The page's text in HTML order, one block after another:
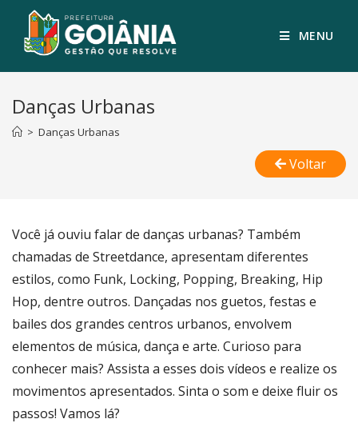
MENU
Danças Urbanas
> Danças Urbanas
Voltar
Você já ouviu falar de danças urbanas? Também
chamadas de Streetdance, apresentam diferentes
estilos, como Funk, Locking, Popping, Breaking, Hip
Hop, dentre outros. Dançadas nos guetos, festas e
bailes dos grandes centros urbanos, envolvem
elementos de música, dança e arte. Curioso para
conhecer mais? Assista a esses dois vídeos e realize os
movimentos apresentados. Sinta o som e deixe fluir os
passos! Vamos lá?